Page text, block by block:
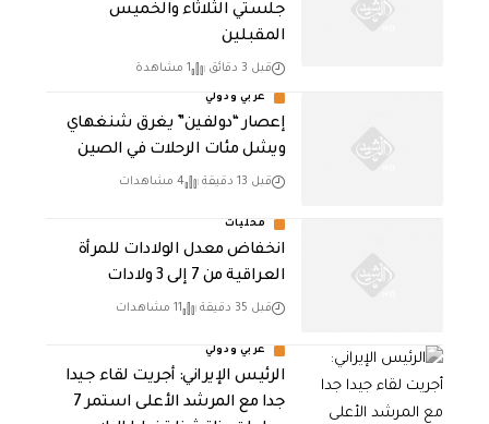
جلستي الثلاثاء والخميس
المقبلين
قبل 3 دقائق 1 مشاهدة
عربي ودولي
إعصار “دولفين” يغرق شنغهاي
ويشل مئات الرحلات في الصين
قبل 13 دقيقة 4 مشاهدات
محليات
انخفاض معدل الولادات للمرأة
العراقية من 7 إلى 3 ولادات
قبل 35 دقيقة 11 مشاهدات
عربي ودولي
الرئيس الإيراني: أجريت لقاء جيدا
جدا مع المرشد الأعلى استمر 7